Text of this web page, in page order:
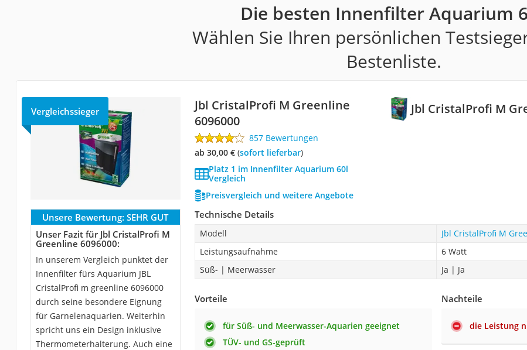
Die besten Innenfilter Aquarium
Wählen Sie Ihren persönlichen
Bestenliste.
Jbl CristalProfi M
Vergleichssieger
Jbl CristalProfi M Greenline
6096000
857 Bewertungen
ab 30,00 €( Sofort lieferbar)
Platz 1 im Innenfilter Aquarium 60l
Vergleich
Preisvergleich und weitere Angebote
Unsere Bewertung: SEHR GUT
Unser Fazit für Jbl CristalProfi M
Greenline 6096000:
In unserem Vergleich punktet der
Innenfilter fürs Aquarium JBL
CristalProfi m greenline 6096000
durch seine besondere Eignung
für Garnelenaquarien. Weiterhin
spricht uns ein Design inklusive
Thermometerhalterung. Auch eine
Technische Details
Modell
Jbl CristalProfi M
Leistungsaufnahme
6 Watt
Süß- | Meerwasser
Ja | Ja
Vorteile
für Süß- und Meerwasser-Aquarien geeignet
TÜV- und GS-geprüft
Nachteile
die Leistung